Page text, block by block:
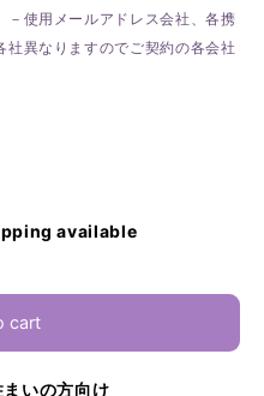
使用メールアドレス会社、各携
異なりますのでご契約の各会社
available
cart
いの方向け